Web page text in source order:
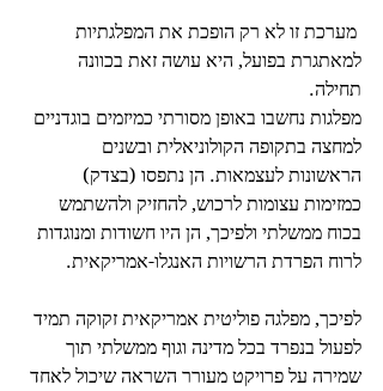
מערכת זו לא רק הופכת את המפלגתיות
למאתגרת בפועל, היא עושה זאת בכוונה
תחילה.
מפלגות נחשבו באופן מסורתי כמיזמים בוגדניים
למחצה בתקופה הקולוניאלית ובשנים
הראשונות לעצמאות. הן נתפסו (בצדק)
כמזימות עצומות לרכוש, להחזיק ולהשתמש
בכוח ממשלתי ולפיכך, הן היו חשודות ומנוגדות
לרוח הפרדת הרשויות האנגלו-אמריקאית.
לפיכך, מפלגה פוליטית אמריקאית זקוקה תמיד
לפעול בנפרד בכל מדינה וגוף ממשלתי תוך
שמירה על פרויקט מעורר השראה שיכול לאחד